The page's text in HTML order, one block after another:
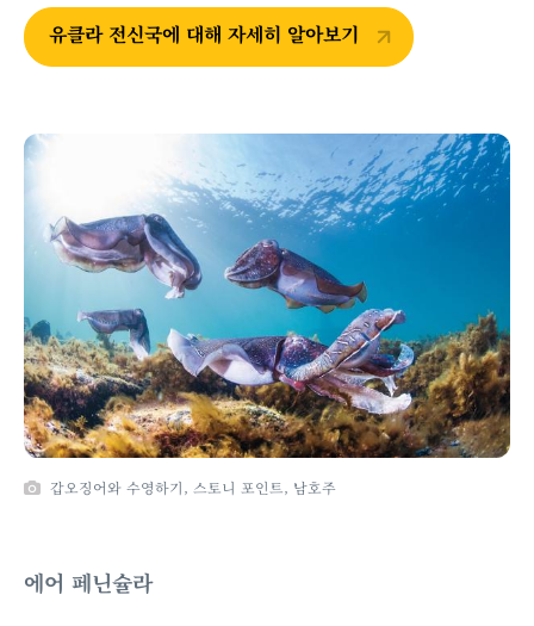
유클라 전신국에 대해 자세히 알아보기
갑오징어와 수영하기, 스토니 포인트, 남호주
에어 페닌슐라